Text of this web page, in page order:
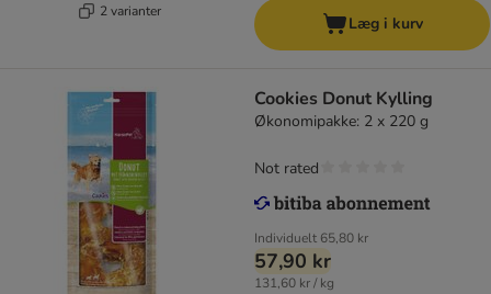
2 varianter
Læg i kurv
Cookies Donut Kylling
Økonomipakke: 2 x 220 g
Individuelt 65,80 kr
57,90 kr
131,60 kr / kg
Not rated